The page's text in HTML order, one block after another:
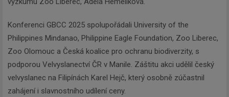
Konferenci GBCC 2025 spolupořádali University of the
Philippines Mindanao, Philippine Eagle Foundation, Zoo Liberec,
Zoo Olomouc a Česká koalice pro ochranu biodiverzity, s
podporou Velvyslanectví ČR v Manile. Záštitu akci udělil český
velvyslanec na Filipínách Karel Hejč, který osobně zúčastnil
zahájení i slavnostního udílení ceny.